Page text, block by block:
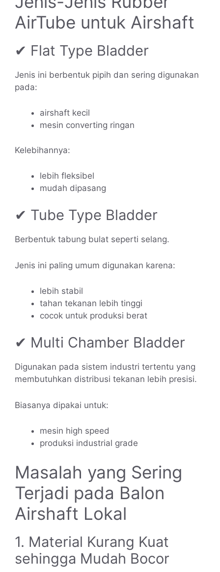
AirTube untuk Airshaft
✔ Flat Type Bladder
Jenis ini berbentuk pipih dan sering digunakan
pada:
airshaft kecil
mesin converting ringan
Kelebihannya:
lebih fleksibel
mudah dipasang
✔ Tube Type Bladder
Berbentuk tabung bulat seperti selang.
Jenis ini paling umum digunakan karena:
lebih stabil
tahan tekanan lebih tinggi
cocok untuk produksi berat
✔ Multi Chamber Bladder
Digunakan pada sistem industri tertentu yang
membutuhkan distribusi tekanan lebih presisi.
Biasanya dipakai untuk:
mesin high speed
produksi industrial grade
Masalah yang Sering
Terjadi pada Balon
Airshaft Lokal
1. Material Kurang Kuat
sehingga Mudah Bocor